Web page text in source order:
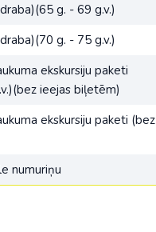
g. - 69 g.v.)
g. - 75 g.v.)
ekskursiju paketi
ieejas biļetēm)
ekskursiju paketi (bez
numuriņu